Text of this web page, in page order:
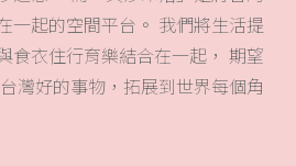
一起的空間平台。 我們將生活提
食衣住行育樂結合在一起， 期望
灣好的事物，拓展到世界每個角